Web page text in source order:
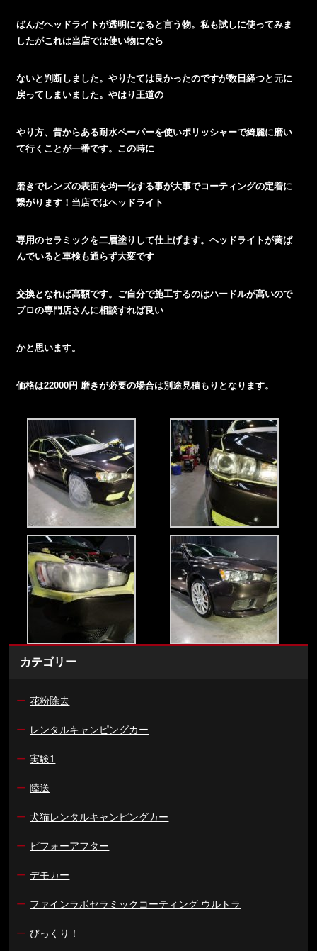
ばんだヘッドライトが透明になると言う物。私も試しに使ってみま
したがこれは当店では使い物になら
ないと判断しました。やりたては良かったのですが数日経つと元に
戻ってしまいました。やはり王道の
やり方、昔からある耐水ペーパーを使いポリッシャーで綺麗に磨い
て行くことが一番です。この時に
磨きでレンズの表面を均一化する事が大事でコーティングの定着に
繋がります！当店ではヘッドライト
専用のセラミックを二層塗りして仕上げます。ヘッドライトが黄ば
んでいると車検も通らず大変です
交換となれば高額です。ご自分で施工するのはハードルが高いので
プロの専門店さんに相談すれば良い
かと思います。
価格は22000円 磨きが必要の場合は別途見積もりとなります。
カテゴリー
ー 花粉除去
ー レンタルキャンピングカー
ー 実験1
ー 陸送
ー 犬猫レンタルキャンピングカー
ー ビフォーアフター
ー デモカー
ー ファインラボセラミックコーティング ウルトラ
ー びっくり！